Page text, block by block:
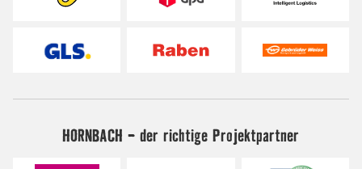
HORNBACH - der richtige Projektpartner